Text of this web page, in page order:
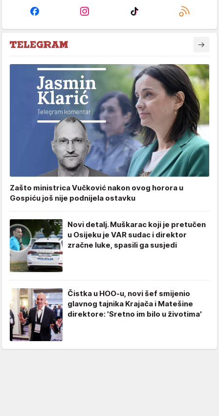
Zašto ministrica Vučković nakon ovog horora u
Gospiću još nije podnijela ostavku
Novi detalj. Muškarac koji je pretučen
u Osijeku je VAR sudac i direktor
zračne luke, spasili ga susjedi
Čistka u HOO-u, novi šef smijenio
glavnog tajnika Krajača i Matešine
direktore: 'Sretno im bilo u životima'